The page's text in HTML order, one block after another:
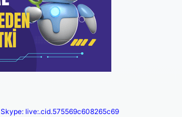
Skype: live:.cid.575569c608265c69